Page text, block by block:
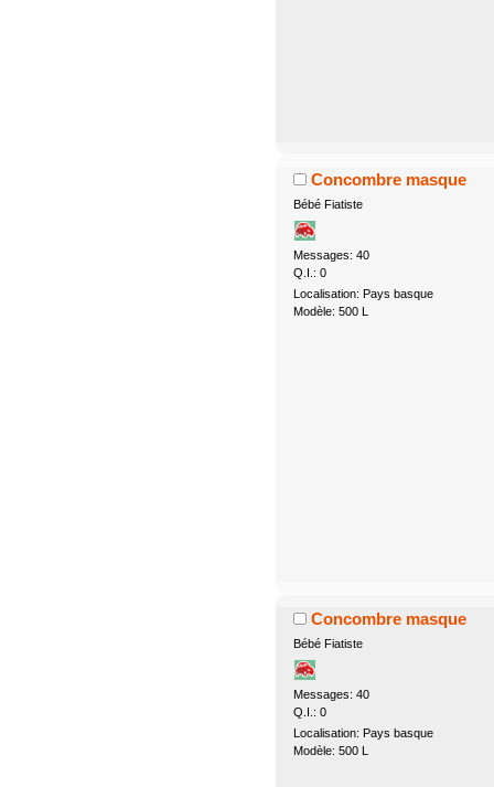
Concombre masque
Bébé Fiatiste
Messages: 40
Q.I.: 0
Localisation: Pays basque
Modèle: 500 L
Concombre masque
Bébé Fiatiste
Messages: 40
Q.I.: 0
Localisation: Pays basque
Modèle: 500 L